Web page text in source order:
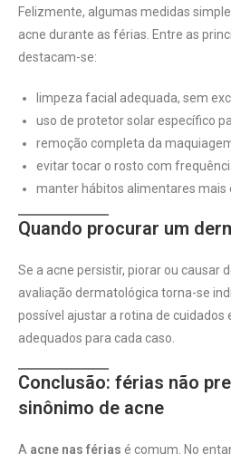
Felizmente, algumas medidas
acne durante as férias. Entre as
destacam-se:
limpeza facial adequada, sem
uso de protetor solar específico
remoção completa da
evitar tocar o rosto com
manter hábitos alimentares mais
Quando procurar um
Se a acne persistir, piorar ou causar
avaliação dermatológica torna-se
possível ajustar a rotina de
adequados para cada caso.
Conclusão: férias não
sinônimo de acne
A acne nas férias é comum. No